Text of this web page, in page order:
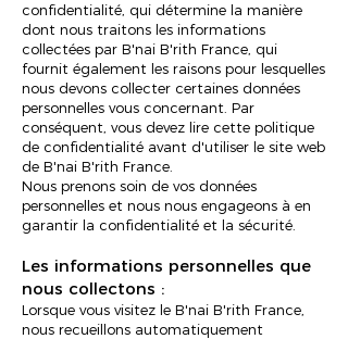
confidentialité, qui détermine la manière
dont nous traitons les informations
collectées par B'nai B'rith France, qui
fournit également les raisons pour lesquelles
nous devons collecter certaines données
personnelles vous concernant. Par
conséquent, vous devez lire cette politique
de confidentialité avant d'utiliser le site web
de B'nai B'rith France.
Nous prenons soin de vos données
personnelles et nous nous engageons à en
garantir la confidentialité et la sécurité.
Les informations personnelles que
nous collectons :
Lorsque vous visitez le B'nai B'rith France,
nous recueillons automatiquement